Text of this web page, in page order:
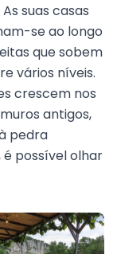
suas casas
se ao longo
que sobem
vários níveis.
crescem nos
antigos,
pedra
é possível olhar